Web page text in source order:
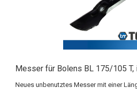
Messer für Bolens BL 175/105 T,
Neues unbenutztes Messer mit einer